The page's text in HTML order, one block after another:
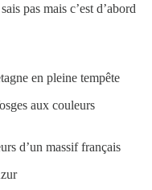
pas mais c’est d’abord
en pleine tempête
aux couleurs
d’un massif français